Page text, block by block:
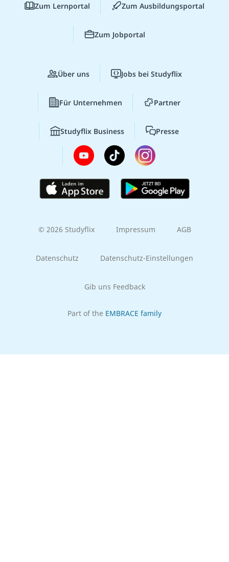
Zum Lernportal Zum Ausbildungsportal
Zum Jobportal
Über uns Jobs bei Studyflix
Für Unternehmen Partner
Studyflix Business Presse
© 2026 Studyflix Impressum AGB
Datenschutz Datenschutz-Einstellungen
Gib uns Feedback
Part of the EMBRACE family